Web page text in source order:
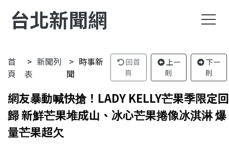
台北新聞網
首
頁
新聞列
表
時事新
聞
回首
頁
上一
則
下一
則
網友暴動喊快搶！LADY KELLY芒果季限定回
歸 新鮮芒果堆成山、冰心芒果捲像冰淇淋 爆
量芒果超欠